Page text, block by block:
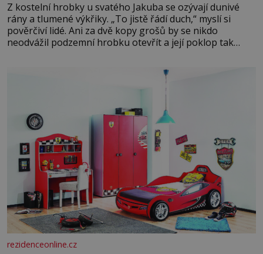
Z kostelní hrobky u svatého Jakuba se ozývají dunivé
rány a tlumené výkřiky. „To jistě řádí duch,“ myslí si
pověrčiví lidé. Ani za dvě kopy grošů by se nikdo
neodvážil podzemní hrobku otevřít a její poklop tak
burácení skutečně ustane. Když o mnoho let později
rezidenceonline.cz